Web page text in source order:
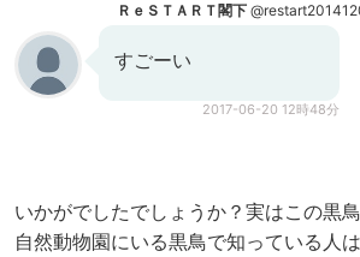
ＲｅＳＴＡＲＴ閣下
すごーい
2017-06-20 12時48分
いかがでしたでしょうか？実はこの黒
自然動物園にいる黒鳥で知っている人